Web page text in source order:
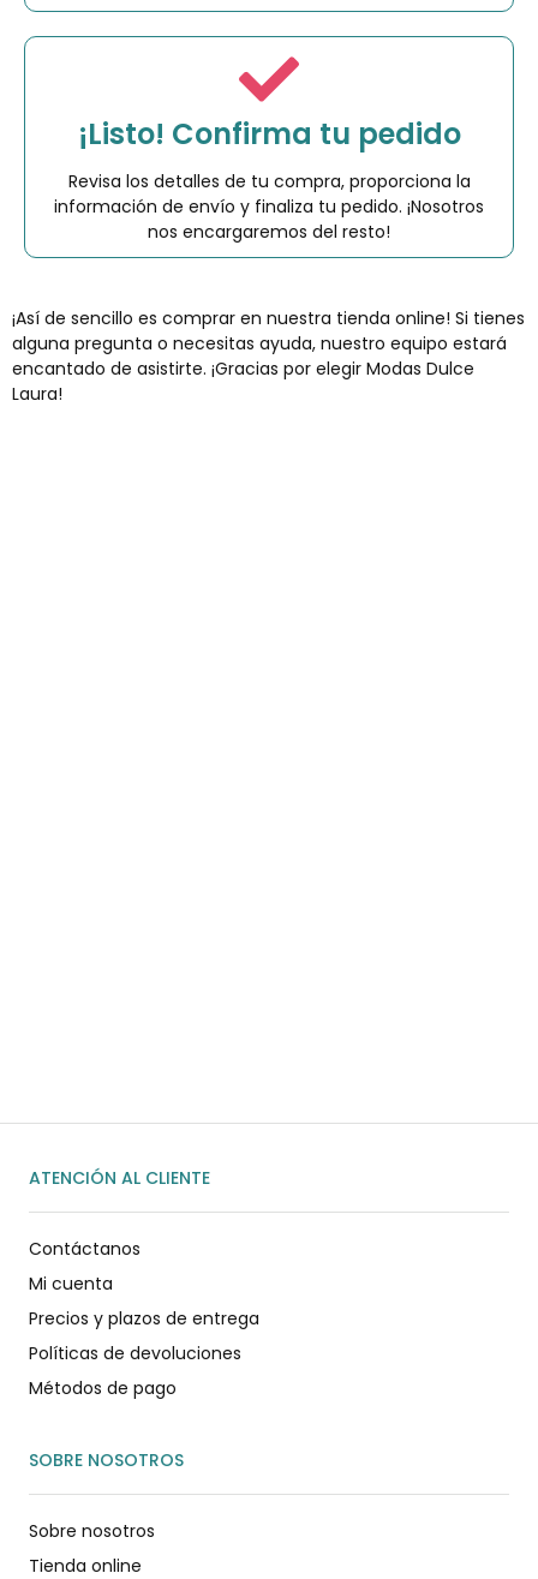
¡Listo! Confirma tu pedido
Revisa los detalles de tu compra, proporciona la
información de envío y finaliza tu pedido. ¡Nosotros
nos encargaremos del resto!
¡Así de sencillo es comprar en nuestra tienda online! Si tienes
alguna pregunta o necesitas ayuda, nuestro equipo estará
encantado de asistirte. ¡Gracias por elegir Modas Dulce
Laura!
ATENCIÓN AL CLIENTE
Contáctanos
Mi cuenta
Precios y plazos de entrega
Políticas de devoluciones
Métodos de pago
SOBRE NOSOTROS
Sobre nosotros
Tienda online